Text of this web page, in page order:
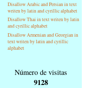
Disallow Arabic and Persian in text
writen by latin and cyrillic alphabet
Disallow Thai in text writen by latin
and cyrillic alphabet
Disallow Armenian and Georgian in
text writen by latin and cyrillic
alphabet
Número de visitas
9128